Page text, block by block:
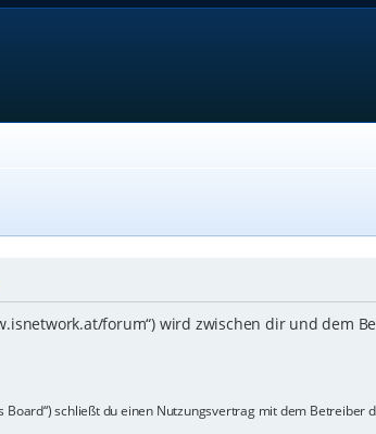
forum“) wird zwischen dir und dem
Board“) schließt du einen Nutzungsvertrag mit dem Betreiber